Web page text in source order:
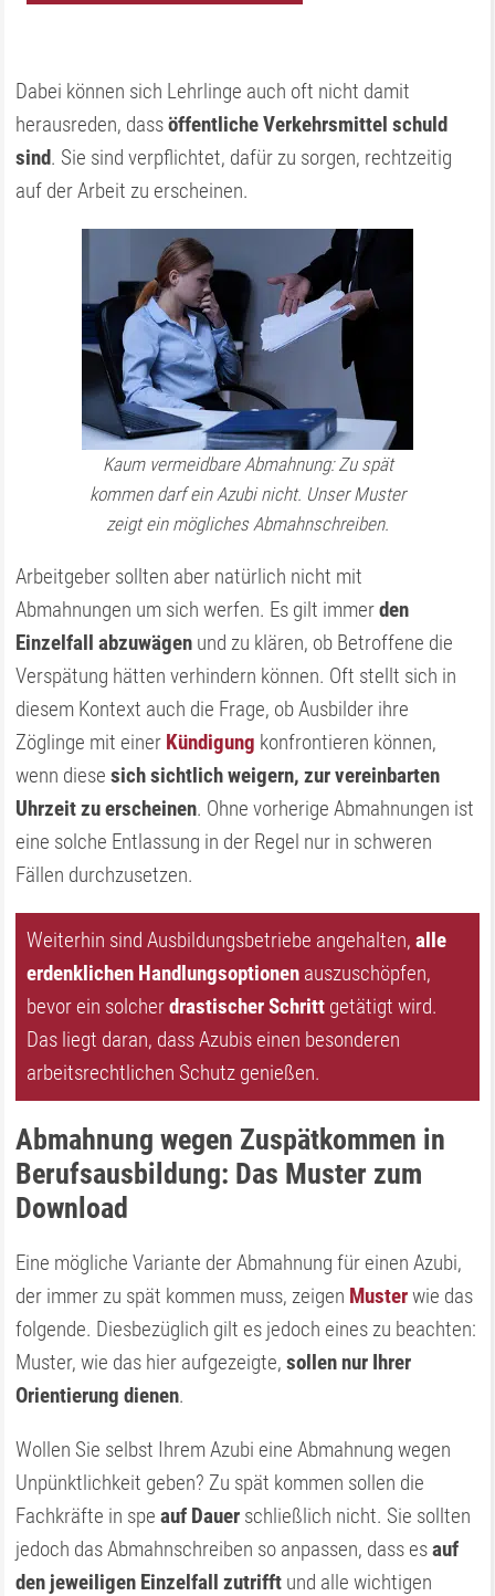
Dabei können sich Lehrlinge auch oft nicht damit
herausreden, dassöffentliche Verkehrsmittel schuld
sind. Sie sind verpflichtet, dafür zu sorgen, rechtzeitig
auf der Arbeit zu erscheinen.
Kaum vermeidbare Abmahnung: Zu spät
kommen darf ein Azubi nicht. Unser Muster
zeigt ein mögliches Abmahnschreiben.
Arbeitgeber sollten aber natürlich nicht mit
Abmahnungen um sich werfen. Es gilt immerden
Einzelfall abzuwägen und zu klären, ob Betroffene die
Verspätung hätten verhindern können. Oft stellt sich in
diesem Kontext auch die Frage, ob Ausbilder ihre
Zöglinge mit einer Kündigung konfrontieren können,
wenn diesesich sichtlich weigern, zur vereinbarten
Uhrzeit zu erscheinen. Ohne vorherige Abmahnungen ist
eine solche Entlassung in der Regel nur in schweren
Fällen durchzusetzen.
Weiterhin sind Ausbildungsbetriebe angehalten,alle
erdenklichen Handlungsoptionen auszuschöpfen,
bevor ein solcherdrastischer Schritt getätigt wird.
Das liegt daran, dass Azubis einen besonderen
arbeitsrechtlichen Schutz genießen.
Abmahnung wegen Zuspätkommen in
Berufsausbildung: Das Muster zum
Download
Eine mögliche Variante der Abmahnung für einen Azubi,
der immer zu spät kommen muss, zeigen Musterwie das
folgende. Diesbezüglich gilt es jedoch eines zu beachten:
Muster, wie das hier aufgezeigte,sollen nur Ihrer
Orientierung dienen.
Wollen Sie selbst Ihrem Azubi eine Abmahnung wegen
Unpünktlichkeit geben? Zu spät kommen sollen die
Fachkräfte in speauf Dauer schließlich nicht. Sie sollten
jedoch das Abmahnschreiben so anpassen, dass esauf
den jeweiligen Einzelfall zutrifft und alle wichtigen